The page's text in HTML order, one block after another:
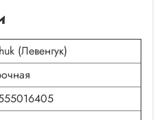
(Левенгук)